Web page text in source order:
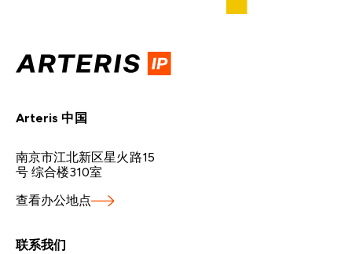
Arteris 中国
南京市江北新区星火路15
号 综合楼310室
查看办公地点
联系我们